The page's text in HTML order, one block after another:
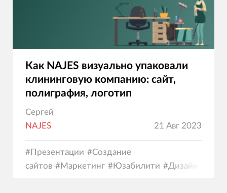
Как NAJES визуально упаковали
клининговую компанию: сайт,
полиграфия, логотип
Сергей
NAJES
21 Авг 2023
#Презентации #Создание
сайтов #Маркетинг #Юзабилити #Дизайн